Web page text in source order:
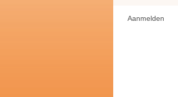
Aanmelden